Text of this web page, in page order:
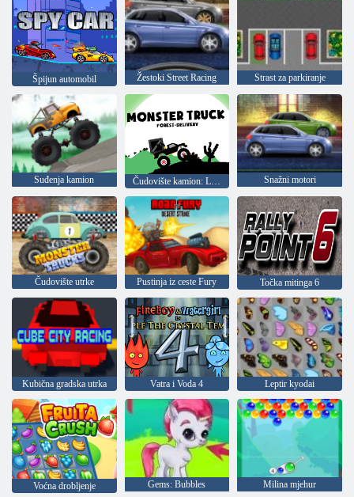
Špijun automobil Žestoki Street Racing Strast za parkiranje
Suđenja kamion Čudovište kamion: Les isporuke Snažni motori
Čudovište utrke Pustinja iz ceste Fury Točka mitinga 6
Kubična gradska utrka Vatra i Voda 4 Leptir kyodai
Voćna drobljenje Gems: Bubbles Milina mjehur